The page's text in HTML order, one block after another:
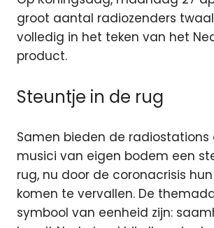
groot aantal radiozenders
volledig in het teken van het
product.
Steuntje in de rug
Samen bieden de radiostations
musici van eigen bodem een
rug, nu door de coronacrisis
komen te vervallen. De
symbool van eenheid zijn: